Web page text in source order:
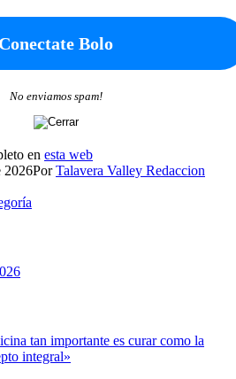
No enviamos spam!
en esta web
2026PorTalavera Valley Redaccion
tan importante es curar como la
integral»